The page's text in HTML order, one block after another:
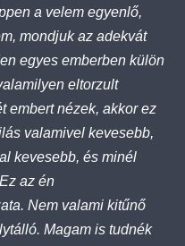
a velem egyenlő,
mondjuk az adekvát
egyes emberben külön
eltorzult
embert nézek, akkor ez
valamivel kevesebb,
kevesebb, és minél
az én
Nem valami kitűnő
Magam is tudnék